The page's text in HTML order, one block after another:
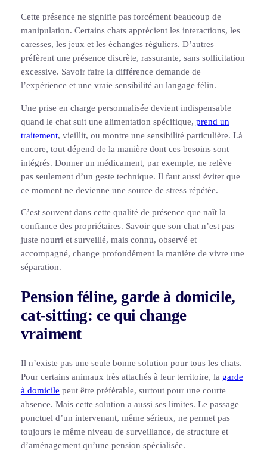
Cette présence ne signifie pas forcément beaucoup de
manipulation. Certains chats apprécient les interactions, les
caresses, les jeux et les échanges réguliers. D’autres
préfèrent une présence discrète, rassurante, sans sollicitation
excessive. Savoir faire la différence demande de
l’expérience et une vraie sensibilité au langage félin.
Une prise en charge personnalisée devient indispensable
quand le chat suit une alimentation spécifique, prend un
traitement, vieillit, ou montre une sensibilité particulière. Là
encore, tout dépend de la manière dont ces besoins sont
intégrés. Donner un médicament, par exemple, ne relève
pas seulement d’un geste technique. Il faut aussi éviter que
ce moment ne devienne une source de stress répétée.
C’est souvent dans cette qualité de présence que naît la
confiance des propriétaires. Savoir que son chat n’est pas
juste nourri et surveillé, mais connu, observé et
accompagné, change profondément la manière de vivre une
séparation.
Pension féline, garde à domicile,
cat-sitting: ce qui change
vraiment
Il n’existe pas une seule bonne solution pour tous les chats.
Pour certains animaux très attachés à leur territoire, la garde
à domicile peut être préférable, surtout pour une courte
absence. Mais cette solution a aussi ses limites. Le passage
ponctuel d’un intervenant, même sérieux, ne permet pas
toujours le même niveau de surveillance, de structure et
d’aménagement qu’une pension spécialisée.